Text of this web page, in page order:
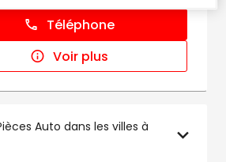
Téléphone
Voir plus
Auto dans les villes à